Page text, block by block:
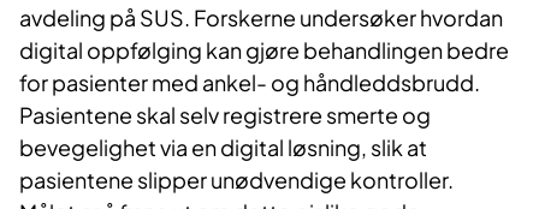
avdeling på SUS. Forskerne undersøker hvordan
digital oppfølging kan gjøre behandlingen bedre
for pasienter med ankel- og håndleddsbrudd.
Pasientene skal selv registrere smerte og
bevegelighet via en digital løsning, slik at
pasientene slipper unødvendige kontroller.